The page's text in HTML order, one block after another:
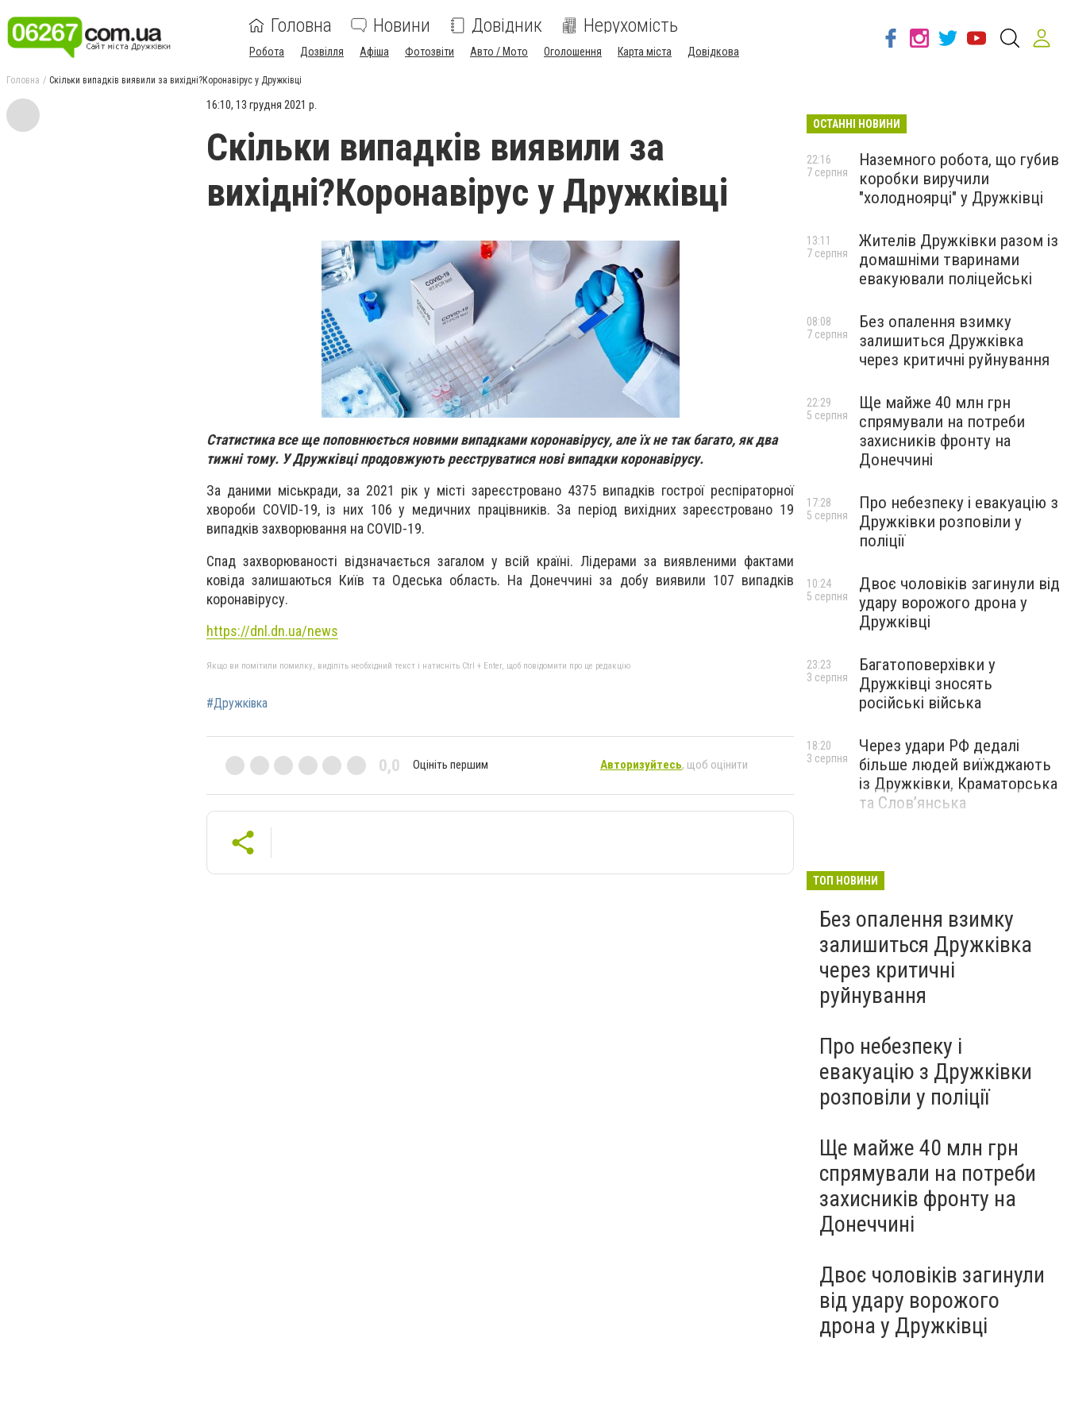
Головна Новини Довідник Нерухомість
Робота Дозвілля Афіша Фотозвіти Авто / Мото Оголошення Карта міста Довідкова
Головна Скільки випадків виявили за вихідні?Коронавірус у Дружківці
16:10, 13 грудня 2021 р.
Скільки випадків виявили за
вихідні?Коронавірус у Дружківці
Статистика все ще поповнюється новими випадками коронавірусу, але їх не так багато, як два
тижні тому. У Дружківці продовжують реєструватися нові випадки коронавірусу.
За даними міськради, за 2021 рік у місті зареєстровано 4375 випадків гострої респіраторної
хвороби CОVID-19, із них 106 у медичних працівників. За період вихідних зареєстровано 19
випадків захворювання на COVID-19.
Спад захворюваності відзначається загалом у всій країні. Лідерами за виявленими фактами
ковіда залишаються Київ та Одеська область. На Донеччині за добу виявили 107 випадків
коронавірусу.
https://dnl.dn.ua/news
Якщо ви помітили помилку, виділіть необхідний текст і натисніть Ctrl + Enter, щоб повідомити про це редакцію
#Дружкiвка
0,0 Оцініть першим Авторизуйтесь, щоб оцінити
ОСТАННІ НОВИНИ
Наземного робота, що губив
коробки виручили
"холодноярці" у Дружківці
22:16
7 серпня
Жителів Дружківки разом із
домашніми тваринами
евакуювали поліцейські
13:11
7 серпня
Без опалення взимку
залишиться Дружківка
через критичні руйнування
08:08
7 серпня
Ще майже 40 млн грн
спрямували на потреби
захисників фронту на
Донеччині
22:29
5 серпня
Про небезпеку і евакуацію з
Дружківки розповіли у
поліції
17:28
5 серпня
Двоє чоловіків загинули від
удару ворожого дрона у
Дружківці
10:24
5 серпня
Багатоповерхівки у
Дружківці зносять
російські війська
23:23
3 серпня
Через удари РФ дедалі
більше людей виїжджають
із Дружківки, Краматорська
та Слов’янська
18:20
3 серпня
ТОП НОВИНИ
Без опалення взимку
залишиться Дружківка
через критичні
руйнування
Про небезпеку і
евакуацію з Дружківки
розповіли у поліції
Ще майже 40 млн грн
спрямували на потреби
захисників фронту на
Донеччині
Двоє чоловіків загинули
від удару ворожого
дрона у Дружківці